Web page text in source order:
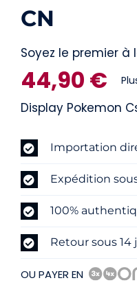
CN
Soyez le premier à
44,90 €
Display Pokemon
Importation
Expédition
100%
Retour sous 14
OU PAYER EN